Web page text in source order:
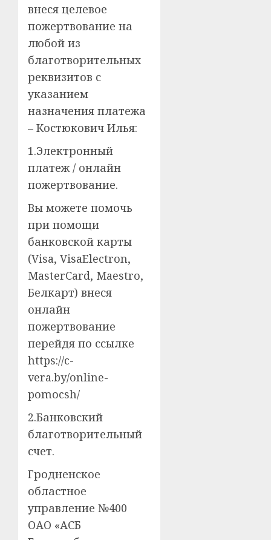
внеся целевое
пожертвование на
любой из
благотворительных
реквизитов с
указанием
назначения платежа
– Костюкович Илья:
1.Электронный
платеж / онлайн
пожертвование.
Вы можете помочь
при помощи
банковской карты
(Visa, VisaElectron,
MasterCard, Maestro,
Белкарт) внеся
онлайн
пожертвование
перейдя по ссылке
https://c-
vera.by/online-
pomocsh/
2.Банковский
благотворительный
счет.
Гродненское
областное
управление №400
ОАО «АСБ